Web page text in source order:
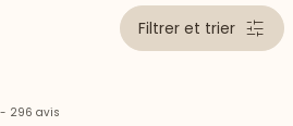
petit plaisir, ils participent à offrir
équilibrée et respectueuse de
Filtrer et trier
296 avis